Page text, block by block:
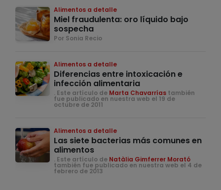
Alimentos a detalle
Miel fraudulenta: oro líquido bajo
sospecha
Por Sonia Recio
Alimentos a detalle
Diferencias entre intoxicación e
infección alimentaria
. Este artículo de Marta Chavarrías también
fue publicado en nuestra web el 19 de
octubre de 2011
Alimentos a detalle
Las siete bacterias más comunes en
alimentos
. Este artículo de Natàlia Gimferrer Morató
también fue publicado en nuestra web el 4 de
febrero de 2013